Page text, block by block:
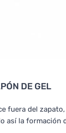
DE GEL
fuera del
así la formación